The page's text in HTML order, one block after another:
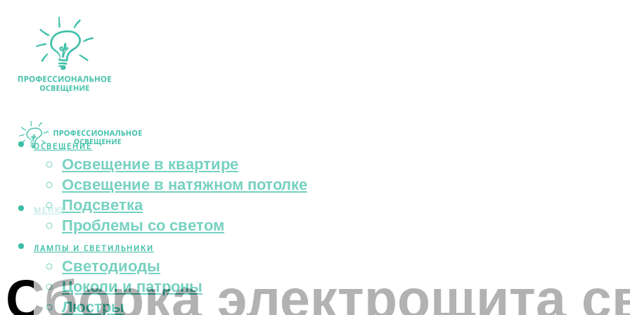
ОСВЕЩЕНИЕ
Освещение в квартире
Освещение в натяжном потолке
Подсветка
Проблемы со светом
ЛАМПЫ И СВЕТИЛЬНИКИ
Светодиоды
Цоколи и патроны
Люстры
МЕНЮ
Сборка электрощита